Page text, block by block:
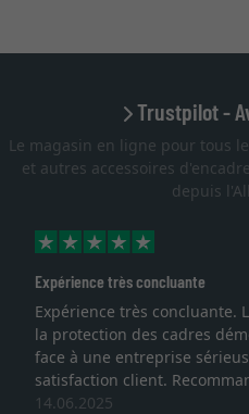
Trustpilot -
Le magasin en ligne pour tous
et autres accessoires
depuis
Expérience très concluante
Expérience très concluante.
la protection des cadres
face à une entreprise
satisfaction client.
14.06.2025